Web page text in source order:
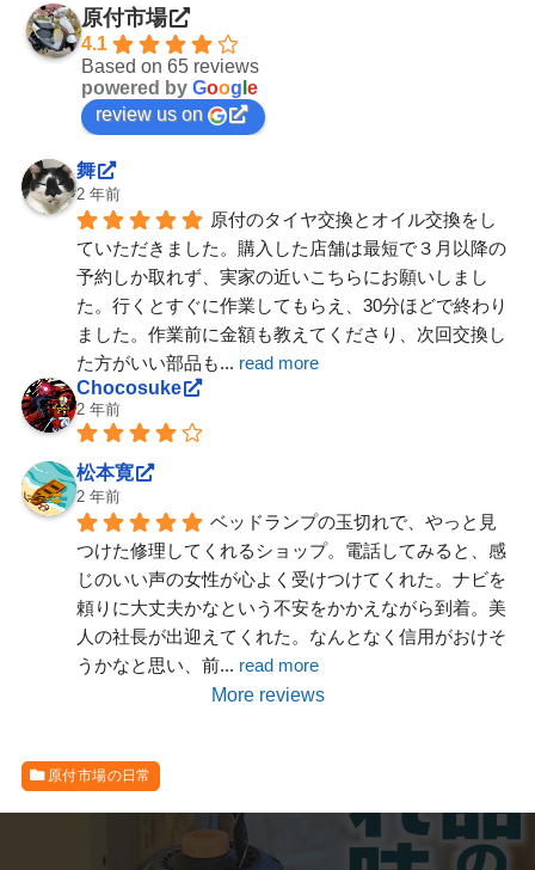
原付市場
4.1
Based on 65 reviews
powered by Goog e
review us on
舞
2 年前
原付のタイヤ交換とオイル交換をし
ていただきました。購入した店舗は最短で３月以降の
予約しか取れず、実家の近いこちらにお願いしまし
た。行くとすぐに作業してもらえ、30分ほどで終わり
ました。作業前に金額も教えてくださり、次回交換し
た方がいい部品も... read more
Chocosuke
2 年前
松本寛
2 年前
ベッドランプの玉切れで、やっと見
つけた修理してくれるショップ。電話してみると、感
じのいい声の女性が心よく受けつけてくれた。ナビを
頼りに大丈夫かなという不安をかかえながら到着。美
人の社長が出迎えてくれた。なんとなく信用がおけそ
うかなと思い、前... read more
More reviews
原付市場の日常